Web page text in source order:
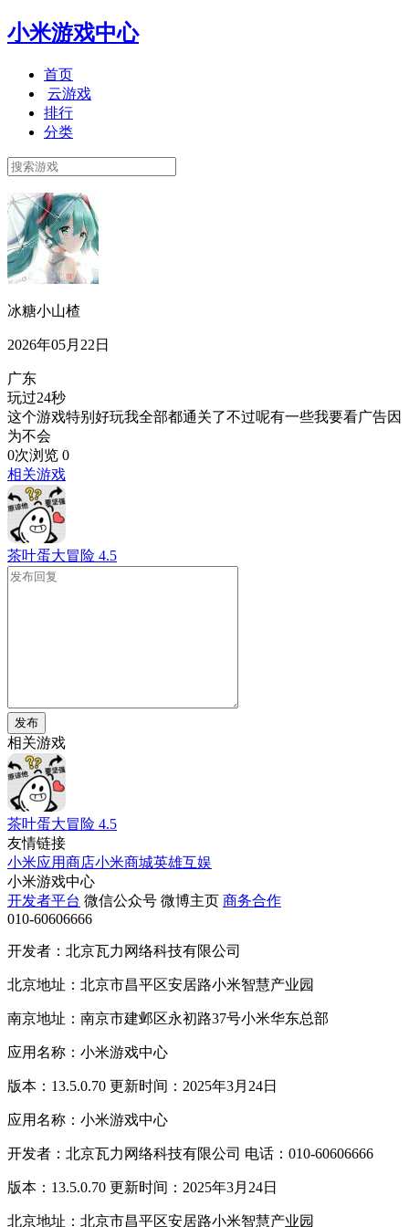
小米游戏中心
首页
云游戏
排行
分类
冰糖小山楂
2026年05月22日
广东
玩过24秒
这个游戏特别好玩我全部都通关了不过呢有一些我要看广告因
为不会
0次浏览 0
相关游戏
茶叶蛋大冒险 4.5
发布
相关游戏
茶叶蛋大冒险 4.5
友情链接
小米应用商店小米商城英雄互娱
小米游戏中心
开发者平台 微信公众号 微博主页 商务合作
010-60606666
开发者：北京瓦力网络科技有限公司
北京地址：北京市昌平区安居路小米智慧产业园
南京地址：南京市建邺区永初路37号小米华东总部
应用名称：小米游戏中心
版本：13.5.0.70 更新时间：2025年3月24日
应用名称：小米游戏中心
开发者：北京瓦力网络科技有限公司 电话：010-60606666
版本：13.5.0.70 更新时间：2025年3月24日
北京地址：北京市昌平区安居路小米智慧产业园